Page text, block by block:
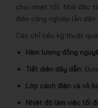
chịu nhiệt tốt. Nhờ đặc
điện công nghiệp lẫn dân
Các chỉ tiêu kỹ thuật
Hàm lượng đồng
Tiết diện dây dẫn:
Lớp cách điện và vỏ
Nhiệt độ làm việc tối